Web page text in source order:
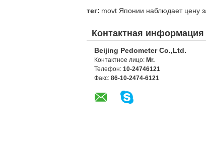
тег: movt Японии наблюдает цену
Контактная информация
Beijing Pedometer Co.,Ltd.
Контактное лицо: Mr.
Телефон: 10-24746121
Факс: 86-10-2474-6121